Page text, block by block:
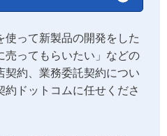
使って新製品の開発をした
売ってもらいたい」などの
契約、業務委託契約につい
ドットコムに任せくださ